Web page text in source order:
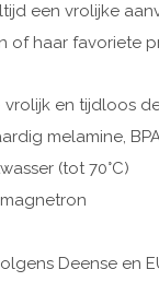
een vrolijke
of haar favoriete
en tijdloos
melamine,
(tot 70°C)
Deense en